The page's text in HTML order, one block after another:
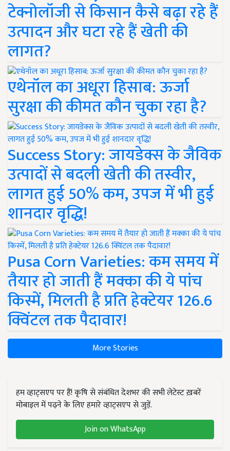
टेक्नोलॉजी से किसान कैसे बढ़ा रहे हैं
उत्पादन और घटा रहे हैं खेती की
लागत?
एथेनॉल का अधूरा हिसाब: ऊर्जा
सुरक्षा की कीमत कौन चुका रहा है?
Success Story: जायडेक्स के जैविक
उत्पादों से बदली खेती की तस्वीर,
लागत हुई 50% कम, उपज में भी हुई
शानदार वृद्धि!
Pusa Corn Varieties: कम समय में
तैयार हो जाती हैं मक्का की ये पांच
किस्में, मिलती है प्रति हेक्टेयर 126.6
क्विंटल तक पैदावार!
More Stories
हम व्हाट्सएप पर हैं! कृषि से संबंधित देशभर की सभी लेटेस्ट ख़बरें
मोबाइल में पढ़ने के लिए हमारे व्हाट्सएप से जुड़ें.
Join on WhatsApp